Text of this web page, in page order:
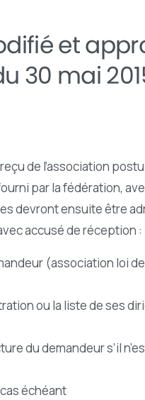
et
30 mai
de l’association
par la fédération,
devront ensuite être
accusé de réception :
(association loi
ou la liste de ses
du demandeur s’il
échéant